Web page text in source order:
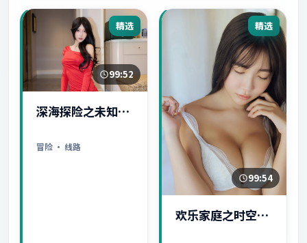
精选
99:52
深海探险之未知世
冒险 · 线路
精选
99:54
欢乐家庭之时空守